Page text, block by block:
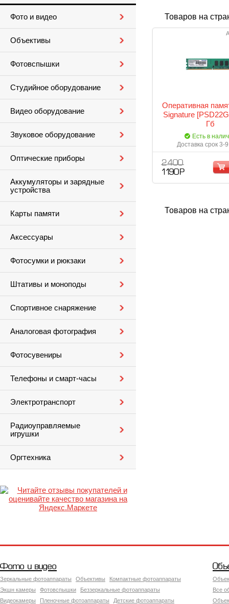
Фото и видео
Объективы
Фотовспышки
Студийное оборудование
Видео оборудование
Звуковое оборудование
Оптические приборы
Аккумуляторы и зарядные
устройства
Карты памяти
Аксессуары
Фотосумки и рюкзаки
Штативы и моноподы
Спортивное снаряжение
Аналоговая фотография
Фотосувениры
Телефоны и смарт-часы
Электротранспорт
Радиоуправляемые
игрушки
Оргтехника
Товаров на
Оперативная
Signature
Гб
Есть в
Доставка срок 3-
2 400
1 190 Р
Товаров на
Фото и видео
Зеркальные фотоаппараты Объективы
Компактные фотоаппараты
Экшн камеры
Фотовспышки
Беззеркальные фотоаппараты
Видеокамеры
Пленочные фотоаппараты
Детские фотоаппараты
Все